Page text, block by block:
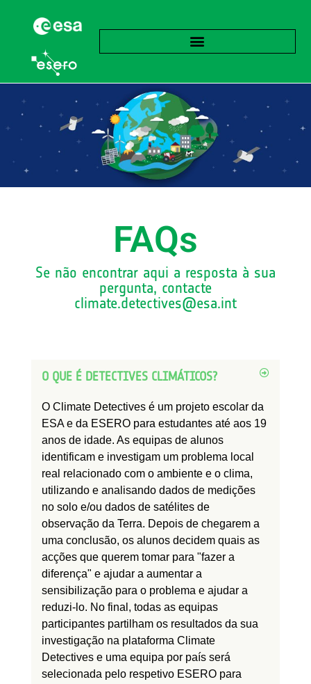
FAQs
Se não encontrar aqui a resposta à sua
pergunta, contacte
climate.detectives@esa.int
O QUE É DETECTIVES CLIMÁTICOS?
O Climate Detectives é um projeto escolar da
ESA e da ESERO para estudantes até aos 19
anos de idade. As equipas de alunos
identificam e investigam um problema local
real relacionado com o ambiente e o clima,
utilizando e analisando dados de medições
no solo e/ou dados de satélites de
observação da Terra. Depois de chegarem a
uma conclusão, os alunos decidem quais as
acções que querem tomar para "fazer a
diferença" e ajudar a aumentar a
sensibilização para o problema e ajudar a
reduzi-lo. No final, todas as equipas
participantes partilham os resultados da sua
investigação na plataforma Climate
Detectives e uma equipa por país será
selecionada pelo respetivo ESERO para